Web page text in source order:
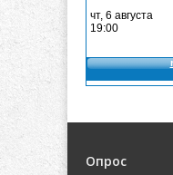
Опрос